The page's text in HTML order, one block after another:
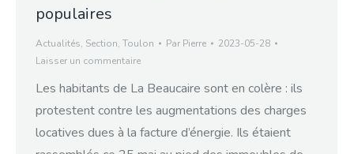
populaires
Actualités, Section, Toulon Par Pierre
2023-05-28
Laisser un commentaire
Les habitants de La Beaucaire sont en colère : ils
protestent contre les augmentations des charges
locatives dues à la facture d’énergie. Ils étaient